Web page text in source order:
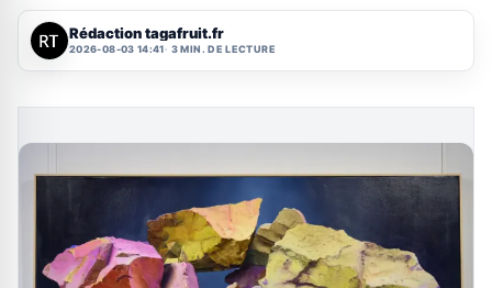
Rédaction tagafruit.fr
2026-08-03 14:41 3 MIN. DE LECTURE